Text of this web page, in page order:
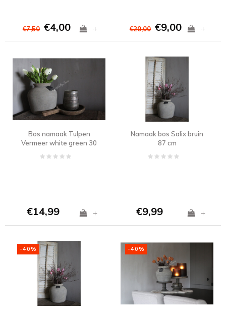
€7,50 €4,00 + €20,00 €9,00 +
Bos namaak Tulpen
Vermeer white green 30
€14,99 +
Namaak bos Salix bruin
87 cm
€9,99 +
-40% -40%